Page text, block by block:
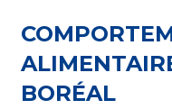
BORÉAL